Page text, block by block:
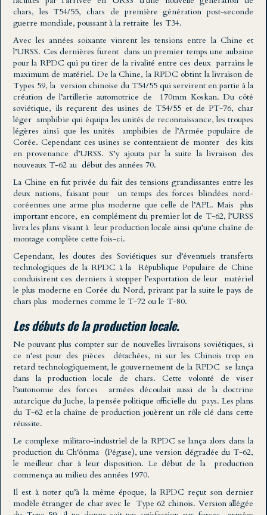
chars, les T54/55, chars de première génération post-seconde
guerre mondiale, poussant à la retraite les T34.
Avec les années soixante vinrent les tensions entre la Chine et
l’URSS. Ces dernières furent dans un premier temps une aubaine
pour la RPDC qui pu tirer de la rivalité entre ces deux parrains le
maximum de matériel. De la Chine, la RPDC obtint la livraison de
Types 59, la version chinoise du T54/55 qui servirent en partie à la
création de l’artillerie automotrice de 170mm Koskan. Du côté
soviétique, ils reçurent des usines de T54/55 et de PT-76, char
léger amphibie qui équipa les unités de reconnaissance, les troupes
légères ainsi que les unités amphibies de l’Armée populaire de
Corée. Cependant ces usines se contentaient de monter des kits
en provenance d’URSS. S’y ajouta par la suite la livraison des
nouveaux T-62 au début des années 70.
La Chine en fut privée du fait des tensions grandissantes entre les
deux nations, faisant pour un temps des forces blindées nord-
coréennes une arme plus moderne que celle de l’APL. Mais plus
important encore, en complément du premier lot de T-62, l’URSS
livra les plans visant à leur production locale ainsi qu’une chaîne de
montage complète cette fois-ci.
Cependant, les doutes des Soviétiques sur d’éventuels transferts
technologiques de la RPDC à la République Populaire de Chine
conduisirent ces derniers à stopper l’exportation de leur matériel
le plus moderne en Corée du Nord, privant par la suite le pays de
chars plus modernes comme le T-72 ou le T-80.
Les débuts de la production locale.
Ne pouvant plus compter sur de nouvelles livraisons soviétiques, si
ce n’est pour des pièces détachées, ni sur les Chinois trop en
retard technologiquement, le gouvernement de la RPDC se lança
dans la production locale de chars. Cette volonté de viser
l’autonomie des forces armées découlait aussi de la doctrine
autarcique du Juche, la pensée politique officielle du pays. Les plans
du T-62 et la chaîne de production jouèrent un rôle clé dans cette
réussite.
Le complexe militaro-industriel de la RPDC se lança alors dans la
production du Ch'ŏnma (Pégase), une version dégradée du T-62,
le meilleur char à leur disposition. Le début de la production
commença au milieu des années 1970.
Il est à noter qu’à la même époque, la RPDC reçut son dernier
modèle étranger de char avec le Type 62 chinois. Version allégée